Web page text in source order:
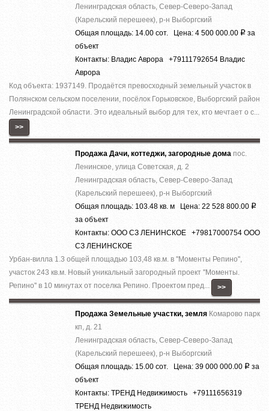
Ленинградская область, Север-Северо-Запад
(Карельский перешеек), р-н Выборгский
Общая площадь: 14.00 сот. Цена: 4 500 000.00 Р за
объект
Контакты: Владис Аврора +79111792654 Владис
Аврора
Код объекта: 1937149. Продаётся превосходный земельный участок в
Полянском сельском поселении, посёлок Горьковское, Выборгский район
Ленинградской области. Это идеальный выбор для тех, кто мечтает о с...
>>
Продажа Дачи, коттеджи, загородные дома пос.
Ленинское, улица Советская, д. 2
Ленинградская область, Север-Северо-Запад
(Карельский перешеек), р-н Выборгский
Общая площадь: 103.48 кв. м Цена: 22 528 800.00 Р
за объект
Контакты: ООО СЗ ЛЕНИНСКОЕ +79817000754 ООО
СЗ ЛЕНИНСКОЕ
Урбан-вилла 1.3 общей площадью 103,48 кв.м. в ''Моменты Репино'',
участок 243 кв.м. Новый уникальный загородный проект ''Моменты.
Репино'' в 10 минутах от поселка Репино. Проектом пред...
>>
Продажа Земельные участки, земля Комарово парк
кп, д. 21
Ленинградская область, Север-Северо-Запад
(Карельский перешеек), р-н Выборгский
Общая площадь: 15.00 сот. Цена: 39 000 000.00 Р за
объект
Контакты: ТРЕНД Недвижимость +79111656319
ТРЕНД Недвижимость